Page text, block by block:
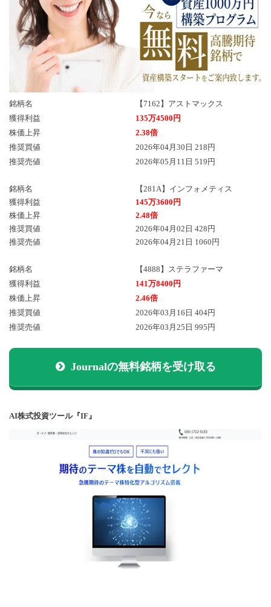
銘柄名
【7162】アストマックス
獲得利益
135万4500円
株価上昇
2.38倍
推奨買値
2026年04月30日 218円
推奨売値
2026年05月11日 519円
銘柄名
【281A】インフォメティス
獲得利益
145万3600円
株価上昇
2.48倍
推奨買値
2026年04月02日 428円
推奨売値
2026年04月21日 1060円
銘柄名
【4888】ステラファーマ
獲得利益
141万8400円
株価上昇
2.46倍
推奨買値
2026年03月16日 404円
推奨売値
2026年03月25日 995円
Journalの無料銘柄を受け取る
AI株式投資ツール『IF』